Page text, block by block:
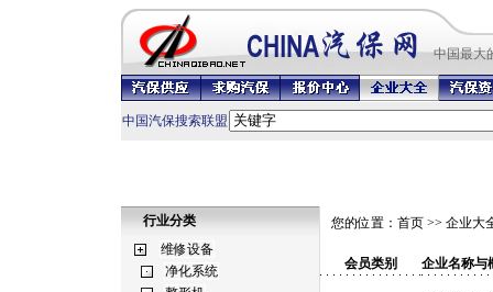
中国最大
中国汽保搜索联盟
行业分类 您的位置： 首页 >> 企业大
会员类别 企业名称与